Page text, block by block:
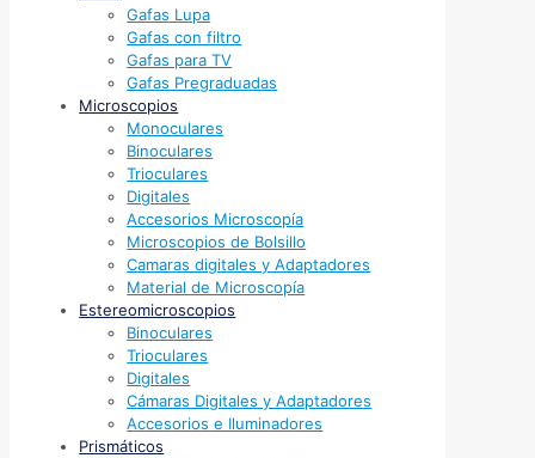
Gafas Lupa
Gafas con filtro
Gafas para TV
Gafas Pregraduadas
Microscopios
Monoculares
Binoculares
Trioculares
Digitales
Accesorios Microscopía
Microscopios de Bolsillo
Camaras digitales y Adaptadores
Material de Microscopía
Estereomicroscopios
Binoculares
Trioculares
Digitales
Cámaras Digitales y Adaptadores
Accesorios e Iluminadores
Prismáticos